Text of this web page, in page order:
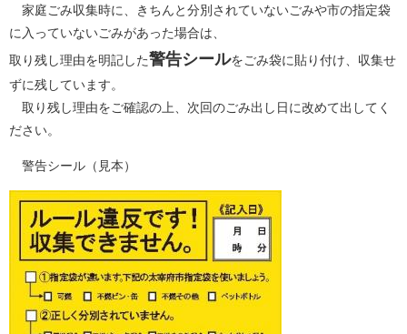
家庭ごみ収集時に、きちんと分別されていないごみや市の指定袋
に入っていないごみがあった場合は、
取り残し理由を明記した警告シールをごみ袋に貼り付け、収集せ
ずに残しています。
取り残し理由をご確認の上、次回のごみ出し日に改めて出してく
ださい。
警告シール（見本）